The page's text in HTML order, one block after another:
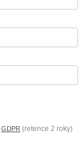
GDPR (retence 2 roky)